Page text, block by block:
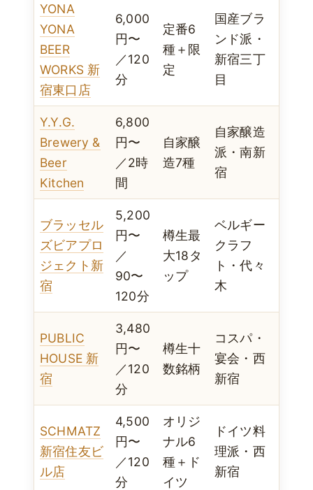
YONA
YONA
BEER
WORKS 新
宿東口店
6,000
円〜
／120
分
定番6
種＋限
定
国産ブラ
ンド派・
新宿三丁
目
Y.Y.G.
Brewery &
Beer
Kitchen
6,800
円〜
／2時
間
自家醸
造7種
自家醸造
派・南新
宿
ブラッセル
ズビアプロ
ジェクト新
宿
5,200
円〜
／
90〜
120分
樽生最
大18タ
ップ
ベルギー
クラフ
ト・代々
木
PUBLIC
HOUSE 新
宿
3,480
円〜
／120
分
樽生十
数銘柄
コスパ・
宴会・西
新宿
SCHMATZ
新宿住友ビ
ル店
4,500
円〜
／120
分
オリジ
ナル6
種＋ド
イツ
ドイツ料
理派・西
新宿